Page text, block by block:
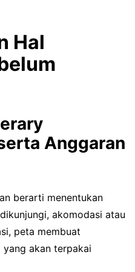
Hal
Anggaran
berarti menentukan
akomodasi atau
peta membuat
akan terpakai